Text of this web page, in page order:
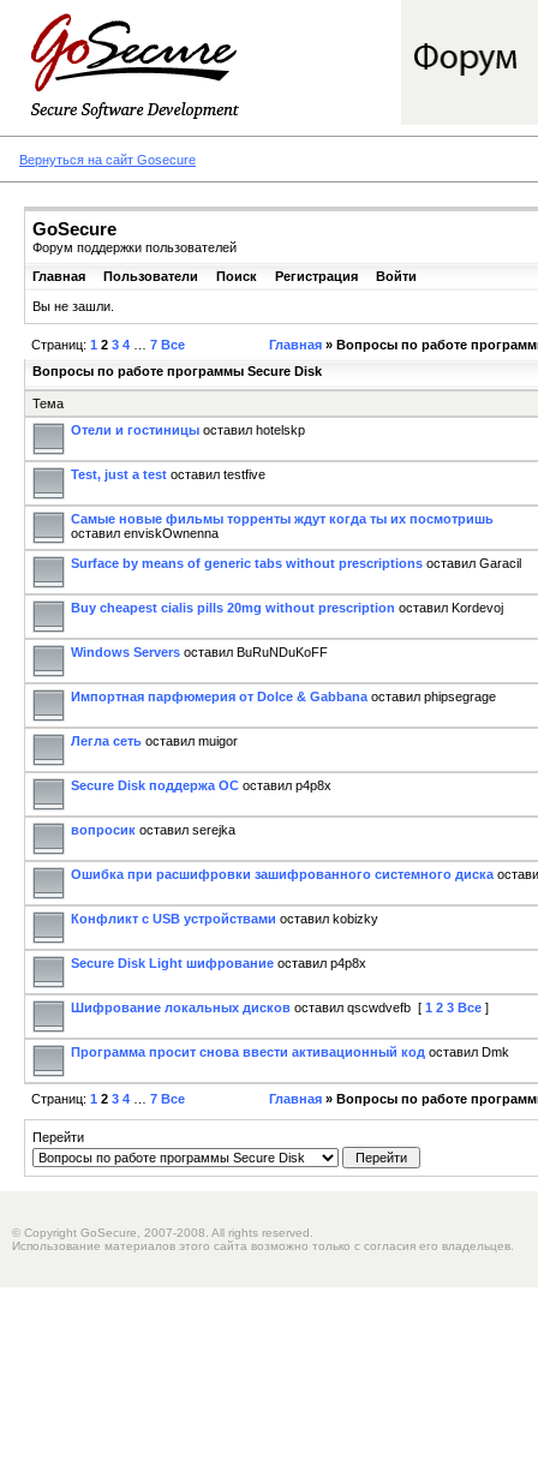
Вернуться на сайт Gosecure
GoSecure
Форум поддержки пользователей
Главная
Пользователи Поиск Регистрация Войти
Вы не зашли.
Страниц: 1 2 3 4 7 Все Главная » Вопросы по работе
Вопросы по работе программы Secure Disk
Тема
Отели и гостиницы оставил hotelskp
Test, just a test оставил testfive
Самые новые фильмы торренты ждут когда ты их посмотришь
оставил enviskOwnenna
Surface by means of generic tabs without prescriptions оставил Garacil
Buy cheapest cialis pills 20mg without prescription оставил Kordevoj
Windows Servers оставил BuRuNDuKoFF
Импортная парфюмерия от Dolce & Gabbana оставил phipsegrage
Легла сеть оставил muigor
Secure Disk поддержа ОС оставил p4p8x
вопросик оставил serejka
Ошибка при расшифровки зашифрованного системного диска
Конфликт с USB устройствами оставил kobizky
Secure Disk Light шифрование оставил p4p8x
Шифрование локальных дисков оставил qscwdvefb[ 1 2 3 Все]
Программа просит снова ввести активационный код оставил Dmk
Страниц: 1 2 3 4 7 Все Главная » Вопросы по работе
Перейти
© Copyright GoSecure, 2007-2008. All rights reserved.
Использование материалов этого сайта возможно только с согласия его владельцев.